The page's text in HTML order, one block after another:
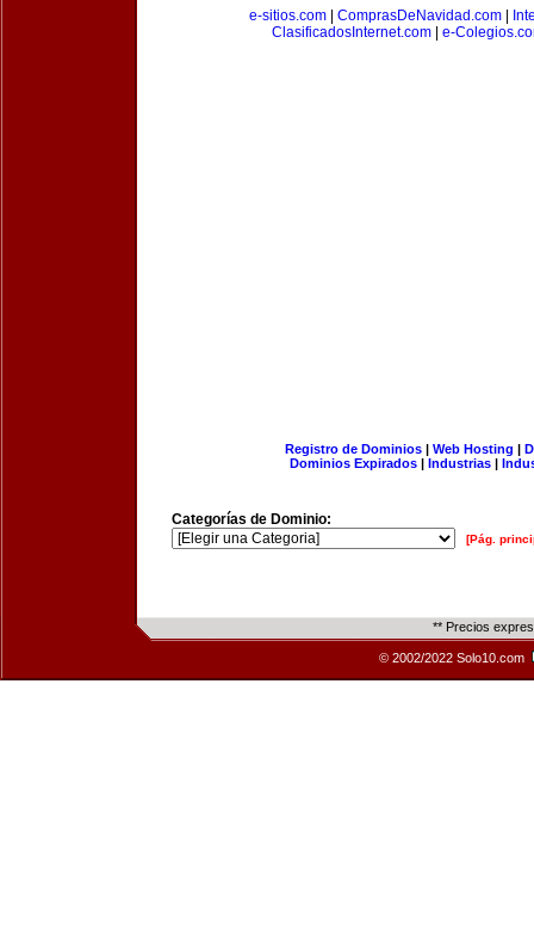
e-sitios.com| ComprasDeNavidad.com|
ClasificadosInternet.com| e-
Registro de Dominios| Web Hosting |
Dominios Expirados | Industrias |
Categorías de Dominio:
[Pág.
** Precios
© 2002/2022 Solo10.com